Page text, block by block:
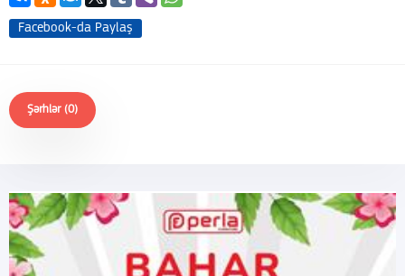
Facebook-da Paylaş
Şərhlər (0)